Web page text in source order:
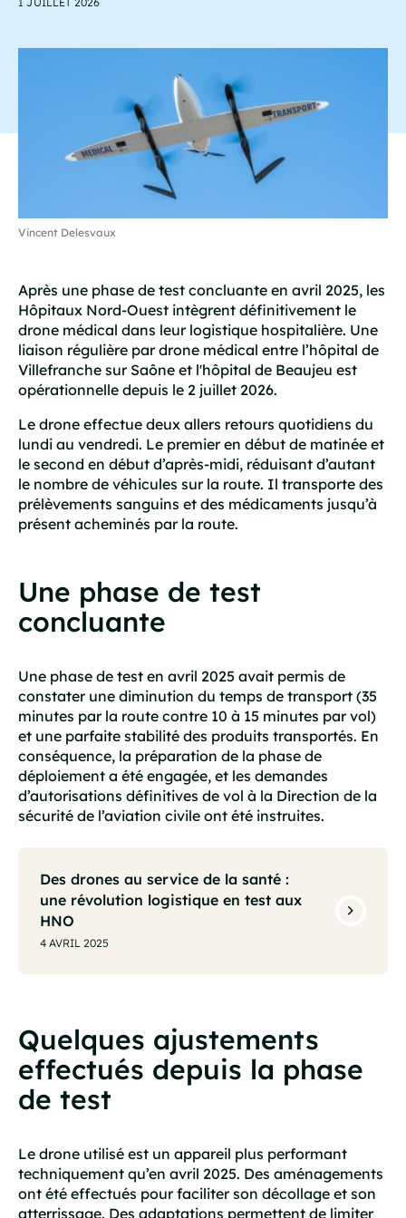
Vincent Delesvaux
Après une phase de test concluante en avril 2025, les
Hôpitaux Nord-Ouest intègrent définitivement le
drone médical dans leur logistique hospitalière. Une
liaison régulière par drone médical entre l’hôpital de
Villefranche sur Saône et l'hôpital de Beaujeu est
opérationnelle depuis le 2 juillet 2026.
Le drone effectue deux allers retours quotidiens du
lundi au vendredi. Le premier en début de matinée et
le second en début d’après-midi, réduisant d’autant
le nombre de véhicules sur la route. Il transporte des
prélèvements sanguins et des médicaments jusqu’à
présent acheminés par la route.
Une phase de test
concluante
Une phase de test en avril 2025 avait permis de
constater une diminution du temps de transport (35
minutes par la route contre 10 à 15 minutes par vol)
et une parfaite stabilité des produits transportés. En
conséquence, la préparation de la phase de
déploiement a été engagée, et les demandes
d’autorisations définitives de vol à la Direction de la
sécurité de l’aviation civile ont été instruites.
Des drones au service de la santé :
une révolution logistique en test aux
HNO
4 AVRIL 2025
Quelques ajustements
effectués depuis la phase
de test
Le drone utilisé est un appareil plus performant
techniquement qu’en avril 2025. Des aménagements
ont été effectués pour faciliter son décollage et son
atterrissage. Des adaptations permettent de limiter